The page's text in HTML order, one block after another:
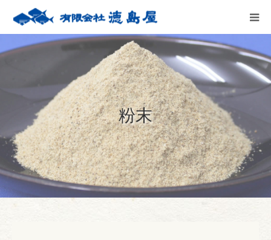
粉末
HOME
会社案内
徳島屋のこだわり
テストキッチン
商品案内